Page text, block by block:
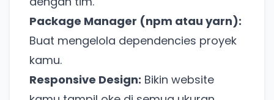
Package Manager (npm atau yarn):
Buat mengelola dependencies proyek
kamu.
Responsive Design: Bikin website